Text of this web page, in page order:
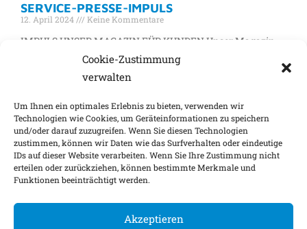
Cookie-Zustimmung
verwalten
Um Ihnen ein optimales Erlebnis zu bieten, verwenden wir
Technologien wie Cookies, um Geräteinformationen zu speichern
und/oder darauf zuzugreifen. Wenn Sie diesen Technologien
zustimmen, können wir Daten wie das Surfverhalten oder eindeutige
IDs auf dieser Website verarbeiten. Wenn Sie Ihre Zustimmung nicht
erteilen oder zurückziehen, können bestimmte Merkmale und
Funktionen beeinträchtigt werden.
Akzeptieren
SERVICE-PRESSE-IMPULS
12. April 2024 Keine Kommentare
IMPULS UNSER MAGAZIN FÜR KUNDEN Unser Magazin
IMPULS bietet Ihnen Updates zu Versicherungsthemen,
Hintergründe aus erster Hand und fachlichen Rat zu
wichtigen neuen Entwicklungen. Aktuelle
Weiterlesen »
Impressum Nachhaltigkeitsfaktoren
Datenschutz Barrierefreiheit
Cookie-Einstellungen